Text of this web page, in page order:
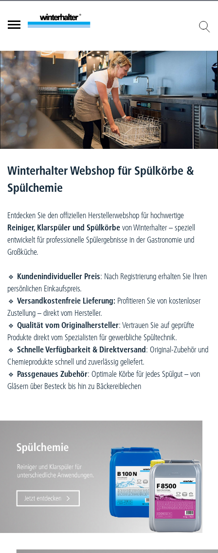
Winterhalter Webshop für Spülkörbe & Spülchemie
Winterhalter Webshop für Spülkörbe &
Spülchemie
Entdecken Sie den offiziellen Herstellerwebshop für hochwertige
Reiniger, Klarspüler und Spülkörbevon Winterhalter – speziell
entwickelt für professionelle Spülergebnisse in der Gastronomie und
Großküche.
🔹 Kundenindividueller Preis: Nach Registrierung erhalten Sie Ihren
persönlichen Einkaufspreis.
🔹 Versandkostenfreie Lieferung: Profitieren Sie von kostenloser
Zustellung – direkt vom Hersteller.
🔹 Qualität vom Originalhersteller: Vertrauen Sie auf geprüfte
Produkte direkt vom Spezialisten für gewerbliche Spültechnik.
🔹 Schnelle Verfügbarkeit & Direktversand: Original-Zubehör und
Chemieprodukte schnell und zuverlässig geliefert.
🔹 Passgenaues Zubehör: Optimale Körbe für jedes Spülgut – von
Gläsern über Besteck bis hin zu Bäckereiblechen